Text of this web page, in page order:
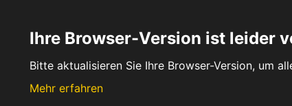
Ihre Browser-Version ist leider
Bitte aktualisieren Sie Ihre Browser-Version, um
Mehr erfahren